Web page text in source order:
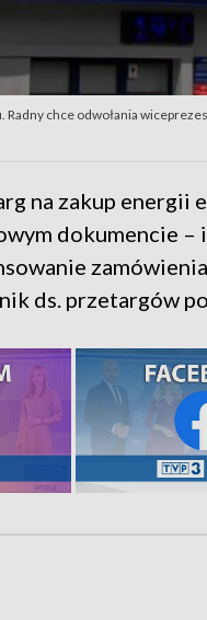
Radny chce odwołania
na zakup
dokumencie
ds. przetargów